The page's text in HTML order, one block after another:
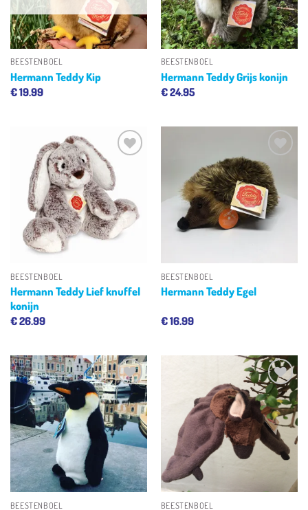
BEESTENBOEL
Hermann Teddy Kip
€19.99
BEESTENBOEL
Hermann Teddy Grijs konijn
€24.95
Toevoegen
aan
verlanglijst
BEESTENBOEL
Hermann Teddy Lief knuffel
konijn
€26.99
Toevoegen
aan
verlanglijst
BEESTENBOEL
Hermann Teddy Egel
€16.99
Toevoegen
aan
verlanglijst
BEESTENBOEL
Toevoegen
aan
verlanglijst
BEESTENBOEL